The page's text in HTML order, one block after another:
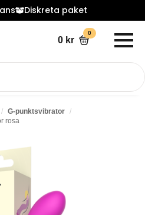
Diskreta paket
0 kr
0
G-punktsvibrator
rosa